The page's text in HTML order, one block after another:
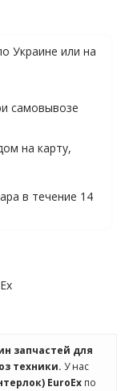
Украине или на
самовывозе
на карту,
в течение 14
запчастей для
техники. У нас
EuroEx по